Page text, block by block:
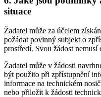
situace
Žadatel může za účelem
požádat povinný subjekt o
prostředí. Svou žádost nemusí
Žadatel může v žádosti
být použito při zpřístupnění
informace na technickém
nebo přiložit k žádosti